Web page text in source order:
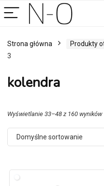
Strona główna Produkty
3
kolendra
Wyświetlanie 33–48 z 160 wyników
Domyślne sortowanie